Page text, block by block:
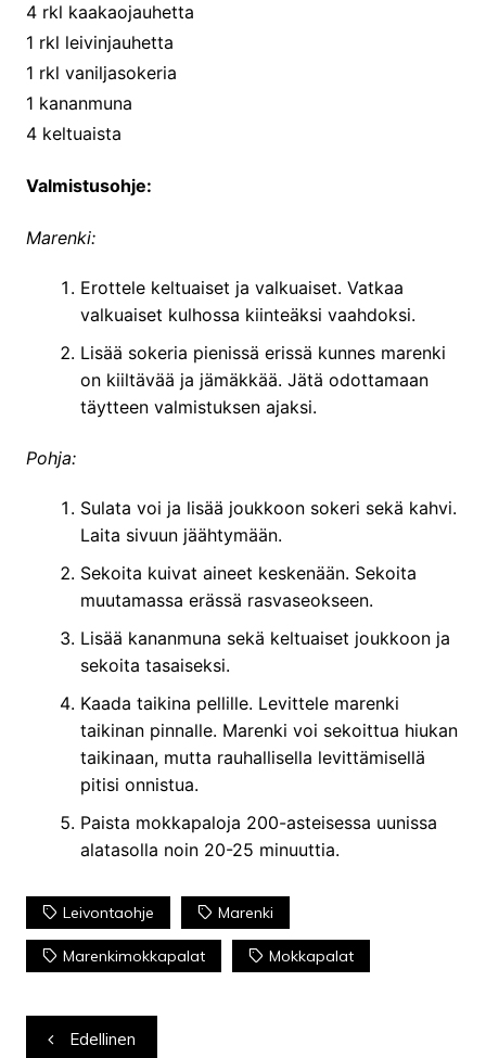
4 rkl kaakaojauhetta
1 rkl leivinjauhetta
1 rkl vaniljasokeria
1 kananmuna
4 keltuaista
Valmistusohje:
Marenki:
Erottele keltuaiset ja valkuaiset. Vatkaa
valkuaiset kulhossa kiinteäksi vaahdoksi.
Lisää sokeria pienissä erissä kunnes marenki
on kiiltävää ja jämäkkää. Jätä odottamaan
täytteen valmistuksen ajaksi.
Pohja:
Sulata voi ja lisää joukkoon sokeri sekä kahvi.
Laita sivuun jäähtymään.
Sekoita kuivat aineet keskenään. Sekoita
muutamassa erässä rasvaseokseen.
Lisää kananmuna sekä keltuaiset joukkoon ja
sekoita tasaiseksi.
Kaada taikina pellille. Levittele marenki
taikinan pinnalle. Marenki voi sekoittua hiukan
taikinaan, mutta rauhallisella levittämisellä
pitisi onnistua.
Paista mokkapaloja 200-asteisessa uunissa
alatasolla noin 20-25 minuuttia.
Leivontaohje Marenki
Marenkimokkapalat Mokkapalat
Artikkelien
Edellinen